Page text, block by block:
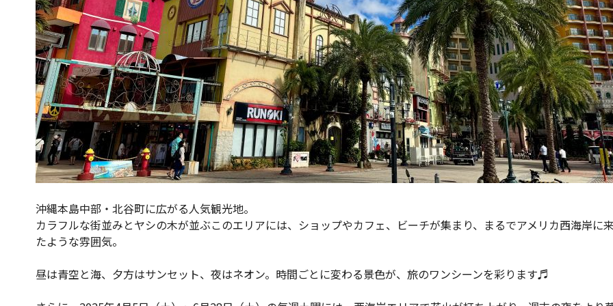
沖縄本島中部・北谷町に広がる人気観光地。
カラフルな街並みとヤシの木が並ぶこのエリアには、ショップやカフェ、ビーチが集まり、まるでアメリカ西海岸に
たような雰囲気。
昼は青空と海、夕方はサンセット、夜はネオン。時間ごとに変わる景色が、旅のワンシーンを彩ります♬